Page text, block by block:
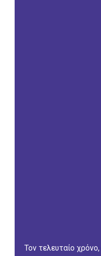
Τον τελευταίο χρόνο,